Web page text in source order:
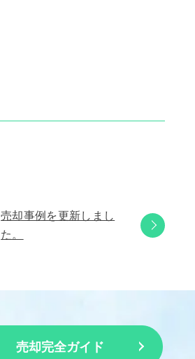
売却事例を更新しまし
た。
売却完全ガイド